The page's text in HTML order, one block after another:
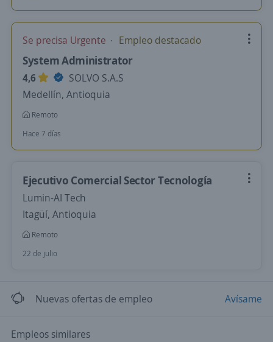
Se precisa Urgente Empleo destacado
System Administrator
4,6
SOLVO S.A.S
Medellín, Antioquia
Remoto
Hace 7 días
Ejecutivo Comercial Sector Tecnología
Lumin-AI Tech
Itagüí, Antioquia
Remoto
22 de julio
Nuevas ofertas de empleo Avísame
Empleos similares